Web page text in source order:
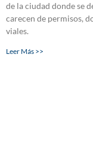
de la ciudad donde se
carecen de permisos,
viales.
Leer Más >>